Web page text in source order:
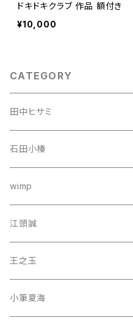
ドキドキクラブ 作品 額付き
¥10,000
CATEGORY
田中ヒサミ
石田小榛
wimp
江頭誠
王之玉
小筆夏海